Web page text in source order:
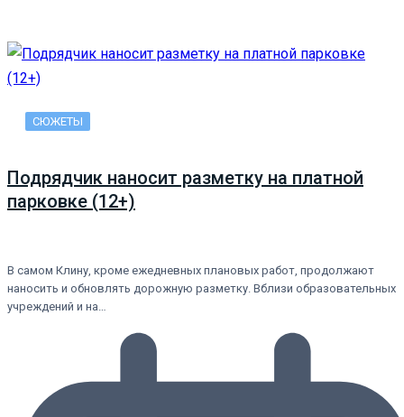
СЮЖЕТЫ
Подрядчик наносит разметку на платной
парковке (12+)
В самом Клину, кроме ежедневных плановых работ, продолжают
наносить и обновлять дорожную разметку. Вблизи образовательных
учреждений и на…